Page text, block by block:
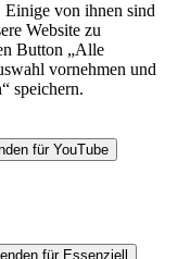
Einige von ihnen sind
Website zu
Button „Alle
vornehmen und
speichern.
für YouTube
für Essenziell